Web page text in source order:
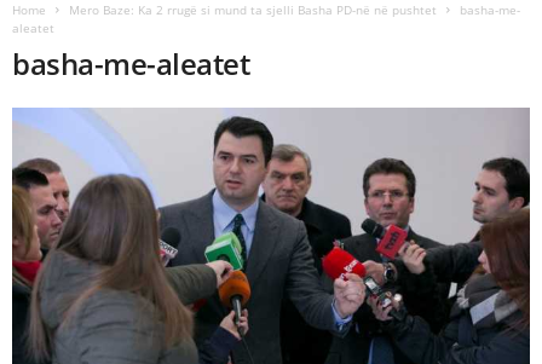
Home Mero Baze: Ka 2 rrugë si mund ta sjelli Basha PD-në në pushtet
basha-me-
aleatet
basha-me-aleatet